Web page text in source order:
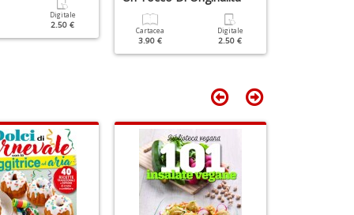
Digitale
2.50 €
Cartacea
3.90 €
Digitale
2.50 €